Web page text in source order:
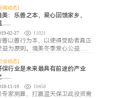
闻动态]
美：乐善之本，爱心回馈家乡，
......
02-27 11021
善以善行为本，以使得受助者真正
益为原则。境美冬季爱心公益......
业动态]
保行业是未来最具有前途的产业
......
11-19 10458
专家测算，打赢蓝天保卫战投资需